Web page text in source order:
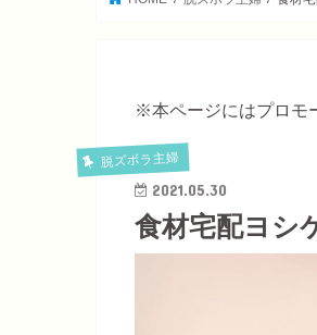
※本ページにはプロモ
脱ズボラ主婦
2021.05.30
食材宅配ヨシ